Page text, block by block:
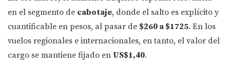
en el segmento de cabotaje, donde el salto es explícito y
cuantificable en pesos, al pasar de $260 a $1725. En los
vuelos regionales e internacionales, en tanto, el valor del
cargo se mantiene fijado en US$1,40.